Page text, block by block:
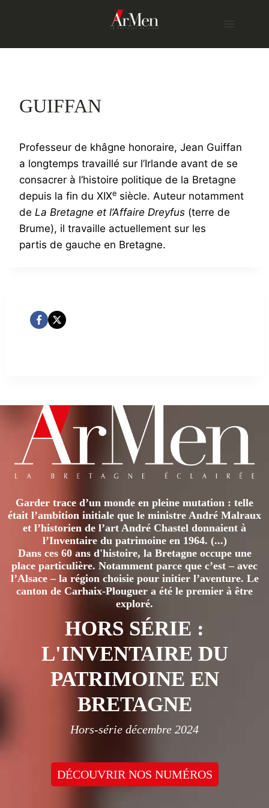
GUIFFAN
Professeur de khâgne honoraire, Jean Guiffan
a longtemps travaillé sur l’Irlande avant de se
consacrer à l’histoire politique de la Bretagne
depuis la fin du XIXe siècle. Auteur notamment
de La Bretagne et l’Affaire Dreyfus (terre de
Brume), il travaille actuellement sur les
partis de gauche en Bretagne.
Garder trace d’un monde en pleine mutation : telle
était l’ambition initiale que le ministre André Malraux
et l’historien de l’art André Chastel donnaient à
l’Inventaire du patrimoine en 1964. (...)
Dans ces 60 ans d'histoire, la Bretagne occupe une
place particulière. Notamment parce que c’est – avec
l’Alsace – la région choisie pour initier l’aventure. Le
canton de Carhaix-Plouguer a été le premier à être
exploré.
HORS SÉRIE :
L'INVENTAIRE DU
PATRIMOINE EN
BRETAGNE
Hors-série décembre 2024
DÉCOUVRIR NOS NUMÉROS